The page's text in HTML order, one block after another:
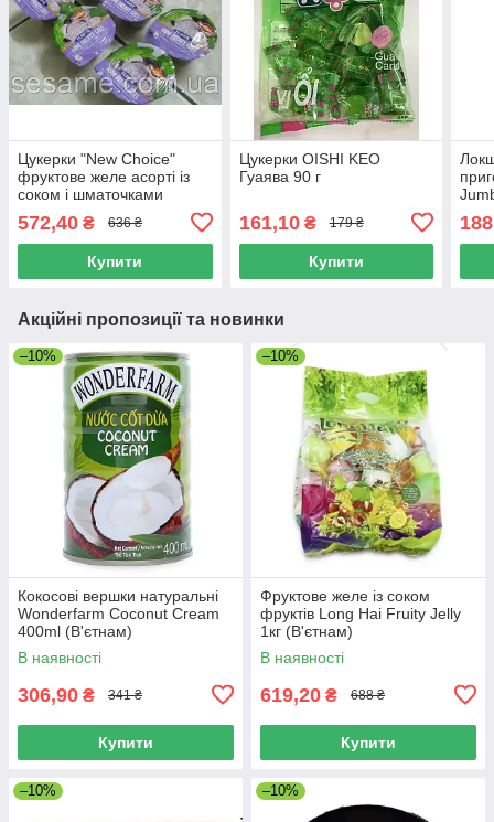
Цукерки "New Choice"
фруктове желе асорті із
соком і шматочками
572,40 ₴ 636 ₴
Купити
Цукерки OISHI KEO
Гуаява 90 г
161,10₴ 179 ₴
Купити
Акційні пропозиції та новинки
–10%
Кокосові вершки натуральні
Wonderfarm Coconut Cream
400ml (В'єтнам)
В наявності
306,90 ₴ 341 ₴
Купити
–10%
Фруктове желе із соком
фруктів Long Hai Fruity Jelly
1кг (В'єтнам)
В наявності
619,20 ₴ 688 ₴
Купити
–10% –10%